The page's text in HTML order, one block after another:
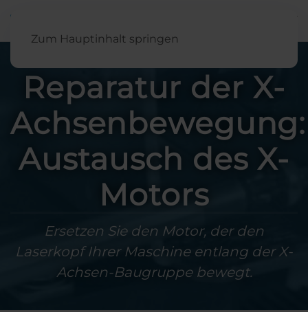
Zum Hauptinhalt springen
Reparatur der X-
Achsenbewegung:
Austausch des X-
Motors
Ersetzen Sie den Motor, der den
Laserkopf Ihrer Maschine entlang der X-
Achsen-Baugruppe bewegt.